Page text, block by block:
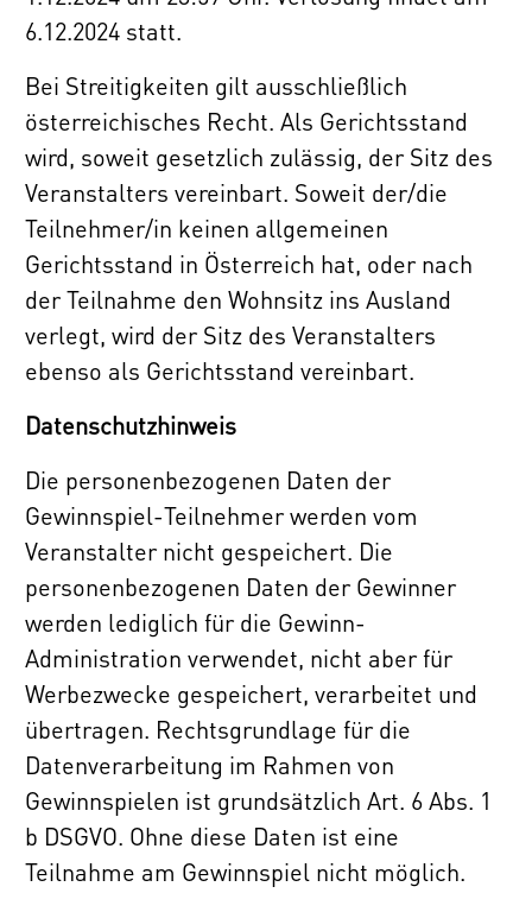
6.12.2024 statt.
Bei Streitigkeiten gilt ausschließlich
österreichisches Recht. Als Gerichtsstand
wird, soweit gesetzlich zulässig, der Sitz des
Veranstalters vereinbart. Soweit der/die
Teilnehmer/in keinen allgemeinen
Gerichtsstand in Österreich hat, oder nach
der Teilnahme den Wohnsitz ins Ausland
verlegt, wird der Sitz des Veranstalters
ebenso als Gerichtsstand vereinbart.
Datenschutzhinweis
Die personenbezogenen Daten der
Gewinnspiel-Teilnehmer werden vom
Veranstalter nicht gespeichert. Die
personenbezogenen Daten der Gewinner
werden lediglich für die Gewinn-
Administration verwendet, nicht aber für
Werbezwecke gespeichert, verarbeitet und
übertragen. Rechtsgrundlage für die
Datenverarbeitung im Rahmen von
Gewinnspielen ist grundsätzlich Art. 6 Abs. 1
b DSGVO. Ohne diese Daten ist eine
Teilnahme am Gewinnspiel nicht möglich.